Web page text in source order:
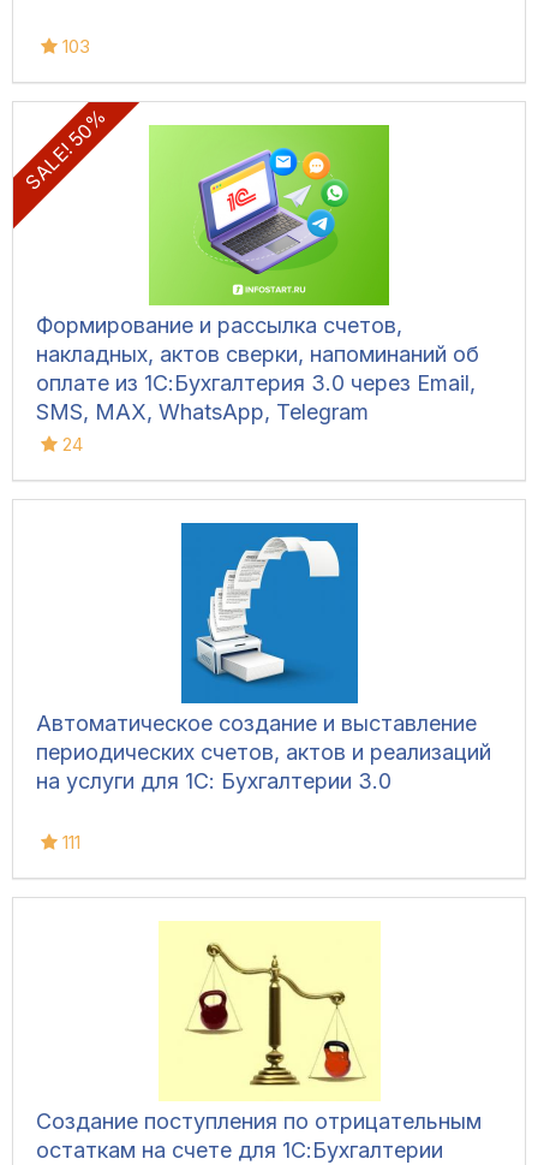
103
SALE! 50%
Формирование и рассылка счетов,
накладных, актов сверки, напоминаний об
оплате из 1С:Бухгалтерия 3.0 через Email,
SMS, MAX, WhatsApp, Telegram
24
Автоматическое создание и выставление
периодических счетов, актов и реализаций
на услуги для 1С: Бухгалтерии 3.0
111
Создание поступления по отрицательным
остаткам на счете для 1С:Бухгалтерии